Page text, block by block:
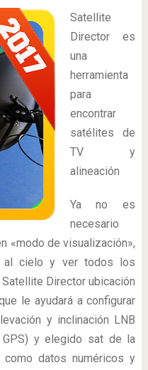
Satellite
Director es
una
herramienta
para
encontrar
satélites de
TV y
alineación
Ya no es
necesario
«modo de visualización»,
al cielo y ver todos los
Director ubicación
le ayudará a configurar
y inclinación LNB
y elegido sat de la
datos numéricos y